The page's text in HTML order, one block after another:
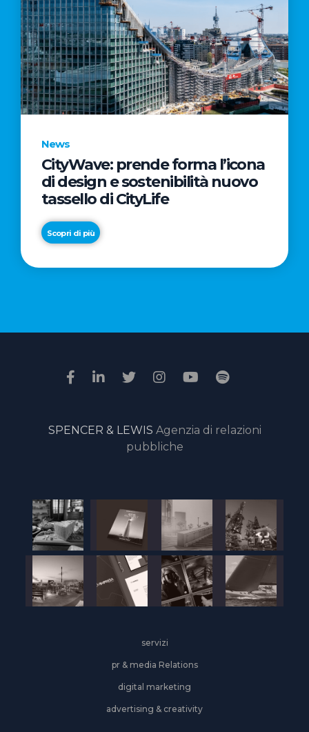
News
CityWave: prende forma l’icona
di design e sostenibilità nuovo
tassello di CityLife
Scopri di più
News
“Passione
il
della
giuria
online
SPENCER & LEWIS Agenzia di relazioni
pubbliche
servizi
pr & media Relations
digital marketing
advertising & creativity